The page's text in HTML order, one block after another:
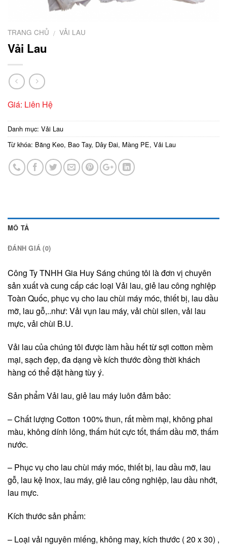
TRANG CHỦ / VẢI LAU
Vải Lau
Giá: Liên Hệ
Danh mục: Vải Lau
Từ khóa: Băng Keo, Bao Tay, Dây Đai, Màng PE, Vải Lau
MÔ TẢ
ĐÁNH GIÁ (0)
Công Ty TNHH Gia Huy Sáng chúng tôi là đơn vị chuyên
sản xuất và cung cấp các loại Vải lau, giẻ lau công nghiệp
Toàn Quốc, phục vụ cho lau chùi máy móc, thiết bị, lau dầu
mỡ, lau gỗ,..như: Vải vụn lau máy, vải chùi silen, vải lau
mực, vải chùi B.U.
Vải lau của chúng tôi được làm hầu hết từ sợi cotton mềm
mại, sạch đẹp, đa dạng về kích thước đồng thời khách
hàng có thể đặt hàng tùy ý.
Sản phẩm Vải lau, giẻ lau máy luôn đảm bảo:
– Chất lượng Cotton 100% thun, rất mềm mại, không phai
màu, không dính lông, thấm hút cực tốt, thấm dầu mỡ, thấm
nước.
– Phục vụ cho lau chùi máy móc, thiết bị, lau dầu mỡ, lau
gỗ, lau kệ Inox, lau máy, giẻ lau công nghiệp, lau dầu nhớt,
lau mực.
Kích thước sản phẩm:
– Loại vải nguyên miếng, không may, kích thước ( 20 x 30) ,